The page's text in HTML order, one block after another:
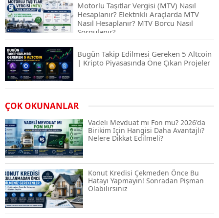
Motorlu Taşıtlar Vergisi (MTV) Nasıl
Hesaplanır? Elektrikli Araçlarda MTV
Nasıl Hesaplanır? MTV Borcu Nasıl
Sorgulanır?
Bugün Takip Edilmesi Gereken 5 Altcoin
| Kripto Piyasasında Öne Çıkan Projeler
Airdrop Nasıl Alınır? Kripto Para Airdrop
Rehberi ve Güvenli Katılım Yöntemleri
Spot ve Vadeli İşlem Arasındaki Farklar |
Hangi Piyasa Sizin İçin Daha Uygun?
ABD-İran Anlaşması Sonrası Altın
Rekora Koştu, Petrol Fiyatları Sert Düştü
ÇOK OKUNANLAR
Vadeli Mevduat mı Fon mu? 2026'da
Birikim İçin Hangisi Daha Avantajlı?
Nelere Dikkat Edilmeli?
Konut Kredisi Çekmeden Önce Bu
Hatayı Yapmayın! Sonradan Pişman
Olabilirsiniz